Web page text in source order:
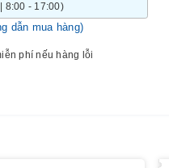
8:00 - 17:00)
dẫn mua hàng)
phí nếu hàng lỗi